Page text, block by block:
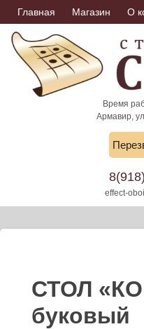
Skip
to
content
Главная Магазин О
Время
Армавир,
effect-
СТОЛ
буковый